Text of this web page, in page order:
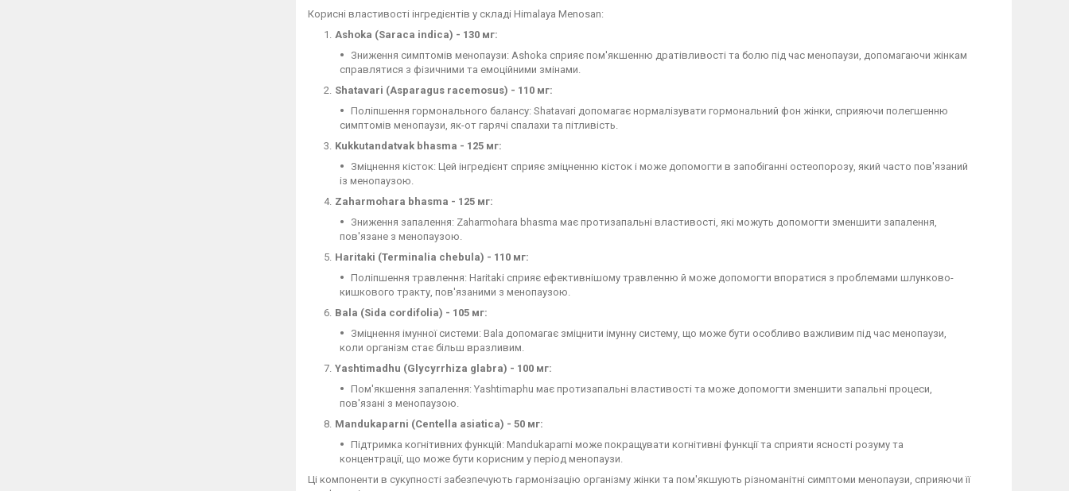
Корисні властивості інгредієнтів у складі Himalaya Menosan:
Ashoka (Saraca indica) - 130 мг:
Зниження симптомів менопаузи: Ashoka сприяє пом'якшенню дратівливості та болю під час менопаузи, допомагаючи жінкам
справлятися з фізичними та емоційними змінами.
Shatavari (Asparagus racemosus) - 110 мг:
Поліпшення гормонального балансу: Shatavari допомагає нормалізувати гормональний фон жінки, сприяючи полегшенню
симптомів менопаузи, як-от гарячі спалахи та пітливість.
Kukkutandatvak bhasma - 125 мг:
Зміцнення кісток: Цей інгредієнт сприяє зміцненню кісток і може допомогти в запобіганні остеопорозу, який часто пов'язаний
із менопаузою.
Zaharmohara bhasma - 125 мг:
Зниження запалення: Zaharmohara bhasma має протизапальні властивості, які можуть допомогти зменшити запалення,
пов'язане з менопаузою.
Haritaki (Terminalia chebula) - 110 мг:
Поліпшення травлення: Haritaki сприяє ефективнішому травленню й може допомогти впоратися з проблемами шлунково-
кишкового тракту, пов'язаними з менопаузою.
Bala (Sida cordifolia) - 105 мг:
Зміцнення імунної системи: Bala допомагає зміцнити імунну систему, що може бути особливо важливим під час менопаузи,
коли організм стає більш вразливим.
Yashtimadhu (Glycyrrhiza glabra) - 100 мг:
Пом'якшення запалення: Yashtimaphu має протизапальні властивості та може допомогти зменшити запальні процеси,
пов'язані з менопаузою.
Mandukaparni (Centella asiatica) - 50 мг:
Підтримка когнітивних функцій: Mandukaparni може покращувати когнітивні функції та сприяти ясності розуму та
концентрації, що може бути корисним у період менопаузи.
Ці компоненти в сукупності забезпечують гармонізацію організму жінки та пом'якшують різноманітні симптоми менопаузи, сприяючи її